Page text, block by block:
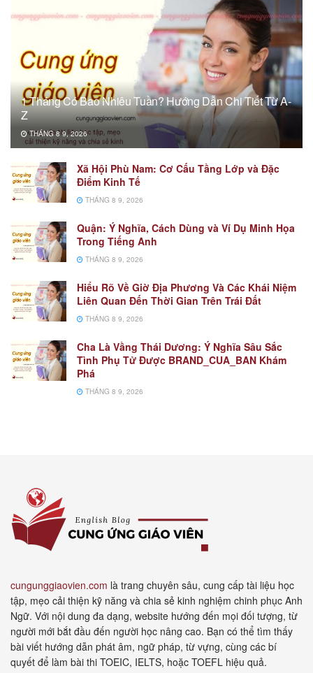
1 Tháng Có Bao Nhiêu Tuần? Hướng Dẫn Chi Tiết Từ A-
Z
THÁNG 8 9, 2026
Xã Hội Phù Nam: Cơ Cấu Tầng Lớp và Đặc
Điểm Kinh Tế
THÁNG 8 9, 2026
Quận: Ý Nghĩa, Cách Dùng và Ví Dụ Minh Họa
Trong Tiếng Anh
THÁNG 8 9, 2026
Hiểu Rõ Về Giờ Địa Phương Và Các Khái Niệm
Liên Quan Đến Thời Gian Trên Trái Đất
THÁNG 8 9, 2026
Cha Là Vầng Thái Dương: Ý Nghĩa Sâu Sắc
Tình Phụ Tử Được BRAND_CUA_BAN Khám
Phá
THÁNG 8 9, 2026
cungunggiaovien.com là trang chuyên sâu, cung cấp tài liệu học
tập, mẹo cải thiện kỹ năng và chia sẻ kinh nghiệm chinh phục Anh
Ngữ. Với nội dung đa dạng, website hướng đến mọi đối tượng, từ
người mới bắt đầu đến người học nâng cao. Bạn có thể tìm thấy
bài viết hướng dẫn phát âm, ngữ pháp, từ vựng, cùng các bí
quyết để làm bài thi TOEIC, IELTS, hoặc TOEFL hiệu quả.